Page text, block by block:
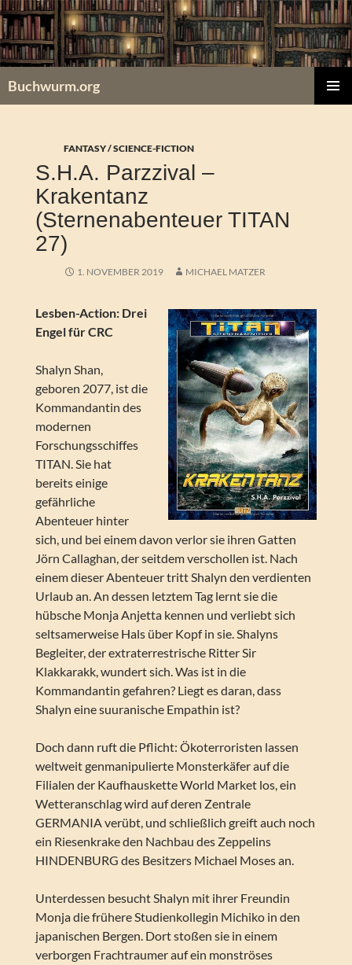
Zum
Inhalt
springen
Buchwurm.org
FANTASY / SCIENCE-FICTION
S.H.A. Parzzival –
Krakentanz
(Sternenabenteuer TITAN
27)
1. NOVEMBER 2019 MICHAEL MATZER
Lesben-Action: Drei
Engel für CRC
Shalyn Shan,
geboren 2077, ist die
Kommandantin des
modernen
Forschungsschiffes
TITAN. Sie hat
bereits einige
gefährliche
Abenteuer hinter
sich, und bei einem davon verlor sie ihren Gatten
Jörn Callaghan, der seitdem verschollen ist. Nach
einem dieser Abenteuer tritt Shalyn den verdienten
Urlaub an. An dessen letztem Tag lernt sie die
hübsche Monja Anjetta kennen und verliebt sich
seltsamerweise Hals über Kopf in sie. Shalyns
Begleiter, der extraterrestrische Ritter Sir
Klakkarakk, wundert sich. Was ist in die
Kommandantin gefahren? Liegt es daran, dass
Shalyn eine suuranische Empathin ist?
Doch dann ruft die Pflicht: Ökoterroristen lassen
weltweit genmanipulierte Monsterkäfer auf die
Filialen der Kaufhauskette World Market los, ein
Wetteranschlag wird auf deren Zentrale
GERMANIA verübt, und schließlich greift auch noch
ein Riesenkrake den Nachbau des Zeppelins
HINDENBURG des Besitzers Michael Moses an.
Unterdessen besucht Shalyn mit ihrer Freundin
Monja die frühere Studienkollegin Michiko in den
japanischen Bergen. Dort stoßen sie in einem
verborgen Frachtraumer auf ein monströses